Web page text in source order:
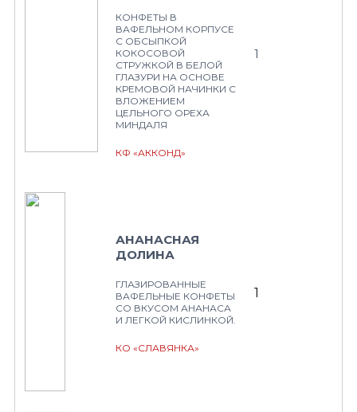
КОНФЕТЫ В
ВАФЕЛЬНОМ КОРПУСЕ
С ОБСЫПКОЙ
КОКОСОВОЙ
СТРУЖКОЙ В БЕЛОЙ
ГЛАЗУРИ НА ОСНОВЕ
КРЕМОВОЙ НАЧИНКИ С
ВЛОЖЕНИЕМ
ЦЕЛЬНОГО ОРЕХА
МИНДАЛЯ
КФ «АККОНД»
1
АНАНАСНАЯ
ДОЛИНА
ГЛАЗИРОВАННЫЕ
ВАФЕЛЬНЫЕ КОНФЕТЫ
СО ВКУСОМ АНАНАСА
И ЛЕГКОЙ КИСЛИНКОЙ.
КО «СЛАВЯНКА»
1